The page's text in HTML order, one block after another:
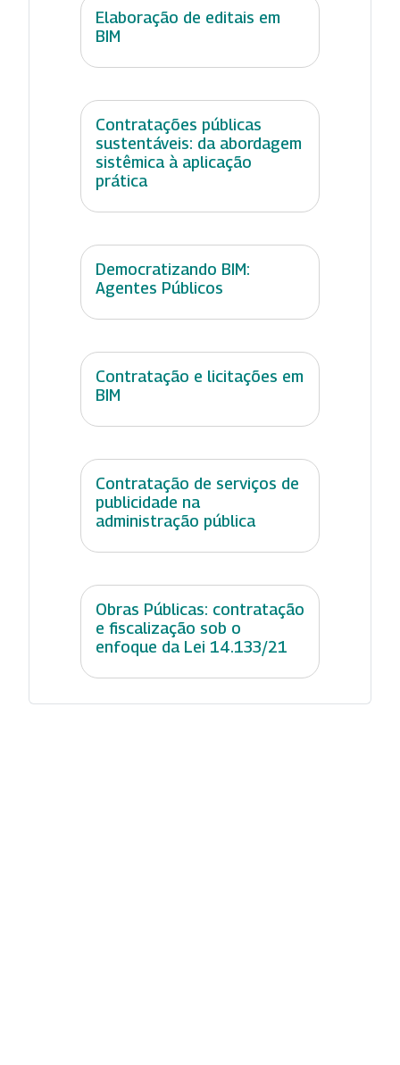
Elaboração de editais em
BIM
Contratações públicas
sustentáveis: da abordagem
sistêmica à aplicação
prática
Democratizando BIM:
Agentes Públicos
Contratação e licitações em
BIM
Contratação de serviços de
publicidade na
administração pública
Obras Públicas: contratação
e fiscalização sob o
enfoque da Lei 14.133/21